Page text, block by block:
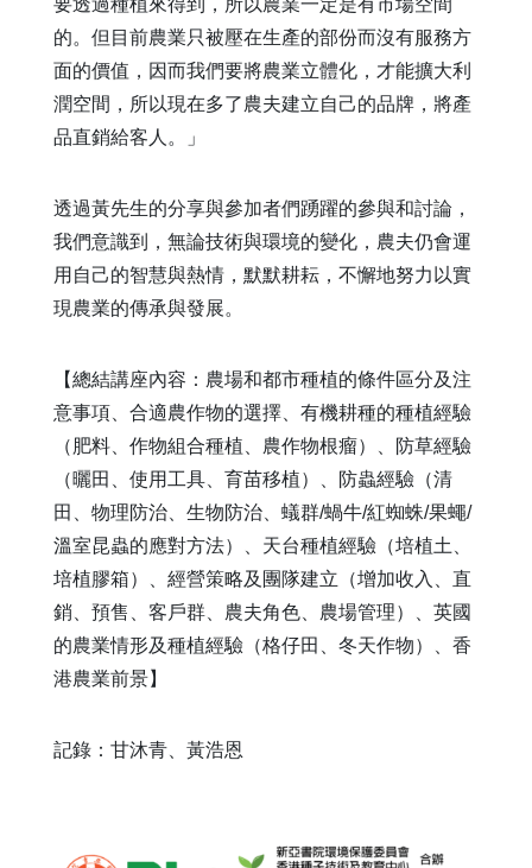
的。但目前農業只被壓在生產的部份而沒有服務方
面的價值，因而我們要將農業立體化，才能擴大利
潤空間，所以現在多了農夫建立自己的品牌，將產
品直銷給客人。」
透過黃先生的分享與參加者們踴躍的參與和討論，
我們意識到，無論技術與環境的變化，農夫仍會運
用自己的智慧與熱情，默默耕耘，不懈地努力以實
現農業的傳承與發展。
【總結講座內容：農場和都市種植的條件區分及注
意事項、合適農作物的選擇、有機耕種的種植經驗
（肥料、作物組合種植、農作物根瘤）、防草經驗
（曬田、使用工具、育苗移植）、防蟲經驗（清
田、物理防治、生物防治、蟻群/蝸牛/紅蜘蛛/果蠅/
溫室昆蟲的應對方法）、天台種植經驗（培植土、
培植膠箱）、經營策略及團隊建立（增加收入、直
銷、預售、客戶群、農夫角色、農場管理）、英國
的農業情形及種植經驗（格仔田、冬天作物）、香
港農業前景】
記錄：甘沐青、黃浩恩